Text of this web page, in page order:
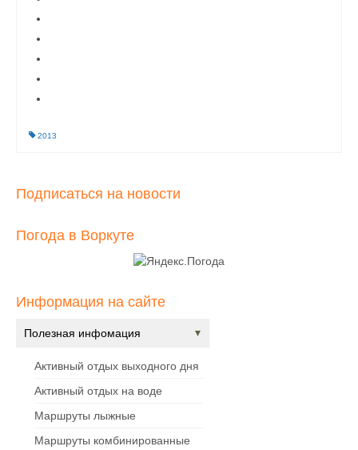
2013
Подписаться на новости
Погода в Воркуте
Информация на сайте
Полезная инфомация
Активный отдых выходного дня
Активный отдых на воде
Маршруты лыжные
Маршруты комбинированные